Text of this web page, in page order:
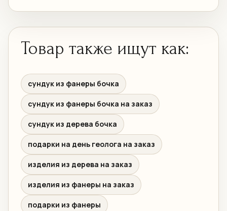
Товар также ищут как:
сундук из фанеры бочка
сундук из фанеры бочка на заказ
сундук из дерева бочка
подарки на день геолога на заказ
изделия из дерева на заказ
изделия из фанеры на заказ
подарки из фанеры